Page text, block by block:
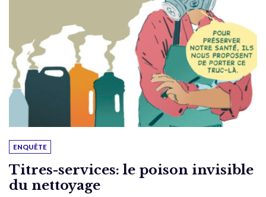
ENQUÊTE
Titres-services: le poison invisible
du nettoyage